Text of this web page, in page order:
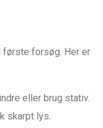
første forsøg. Her er
eller brug stativ.
skarpt lys.